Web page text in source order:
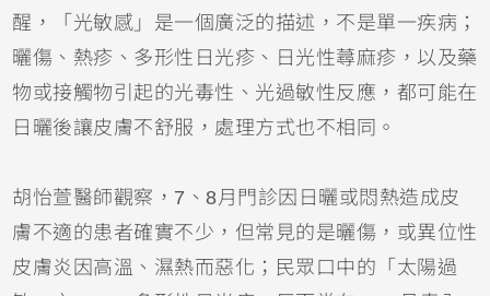
醒，「光敏感」是一個廣泛的描述，不是單一疾病；
曬傷 、熱疹、多形性日光疹、日光性蕁麻疹 ，以及藥
物或接觸物引起的光毒性、光過敏性反應，都可能在
日曬後讓皮膚不舒服，處理方式也不相同。
胡怡萱醫師觀察，7、8月門診因日曬或悶熱造成皮
膚不適的患者確實不少，但常見的是曬傷，或異位性
皮膚炎 因高溫、濕熱而惡化；民眾口中的「太陽過